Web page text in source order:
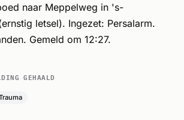
naar Meppelweg in 's-
letsel). Ingezet: Persalarm.
Gemeld om 12:27.
GEHAALD